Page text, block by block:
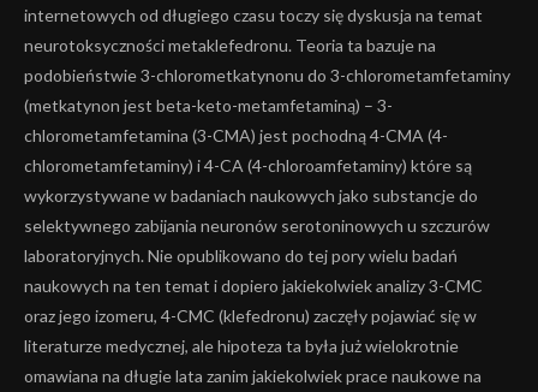
internetowych od długiego czasu toczy się dyskusja na temat
neurotoksyczności metaklefedronu. Teoria ta bazuje na
podobieństwie 3-chlorometkatynonu do 3-chlorometamfetaminy
(metkatynon jest beta-keto-metamfetaminą) – 3-
chlorometamfetamina (3-CMA) jest pochodną 4-CMA (4-
chlorometamfetaminy) i 4-CA (4-chloroamfetaminy) które są
wykorzystywane w badaniach naukowych jako substancje do
selektywnego zabijania neuronów serotoninowych u szczurów
laboratoryjnych. Nie opublikowano do tej pory wielu badań
naukowych na ten temat i dopiero jakiekolwiek analizy 3-CMC
oraz jego izomeru, 4-CMC (klefedronu) zaczęły pojawiać się w
literaturze medycznej, ale hipoteza ta była już wielokrotnie
omawiana na długie lata zanim jakiekolwiek prace naukowe na